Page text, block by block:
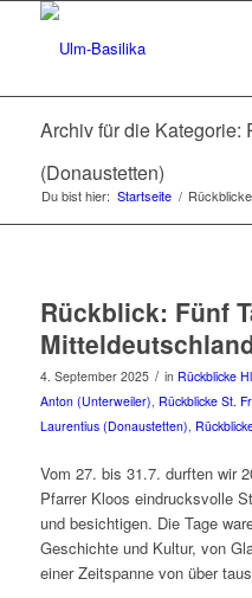
Archiv für die Kategorie:
(Donaustetten)
Du bist hier: Startseite /
Rückblick: Fünf
4. September 2025 / in Rückblicke
Anton (Unterweiler), Rückblicke St.
Laurentius (Donaustetten),
Vom 27. bis 31.7. durften wir
Pfarrer Kloos eindrucksvolle
und besichtigen. Die Tage
Geschichte und Kultur, von
einer Zeitspanne von über